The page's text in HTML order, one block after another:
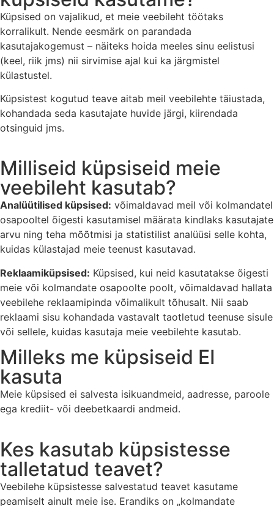
Küpsised on vajalikud, et meie veebileht töötaks
korralikult. Nende eesmärk on parandada
kasutajakogemust – näiteks hoida meeles sinu eelistusi
(keel, riik jms) nii sirvimise ajal kui ka järgmistel
külastustel.
Küpsistest kogutud teave aitab meil veebilehte täiustada,
kohandada seda kasutajate huvide järgi, kiirendada
otsinguid jms.
Milliseid küpsiseid meie
veebileht kasutab?
Analüütilised küpsised: võimaldavad meil või kolmandatel
osapooltel õigesti kasutamisel määrata kindlaks kasutajate
arvu ning teha mõõtmisi ja statistilist analüüsi selle kohta,
kuidas külastajad meie teenust kasutavad.
Reklaamiküpsised: Küpsised, kui neid kasutatakse õigesti
meie või kolmandate osapoolte poolt, võimaldavad hallata
veebilehe reklaamipinda võimalikult tõhusalt. Nii saab
reklaami sisu kohandada vastavalt taotletud teenuse sisule
või sellele, kuidas kasutaja meie veebilehte kasutab.
Milleks me küpsiseid EI
kasuta
Meie küpsised ei salvesta isikuandmeid, aadresse, paroole
ega krediit- või deebetkaardi andmeid.
Kes kasutab küpsistesse
talletatud teavet?
Veebilehe küpsistesse salvestatud teavet kasutame
peamiselt ainult meie ise. Erandiks on „kolmandate